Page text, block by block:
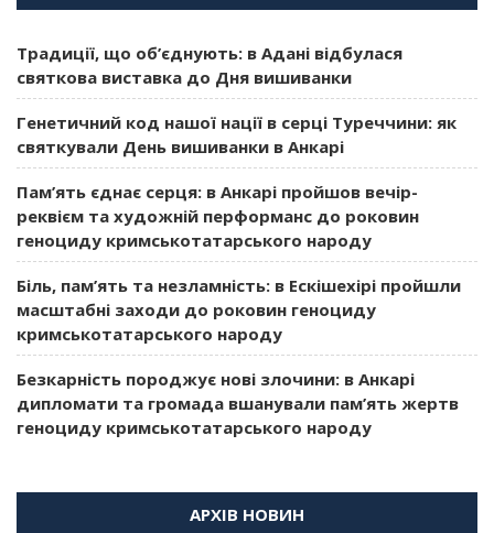
Традиції, що об’єднують: в Адані відбулася
святкова виставка до Дня вишиванки
Генетичний код нашої нації в серці Туреччини: як
святкували День вишиванки в Анкарі
Пам’ять єднає серця: в Анкарі пройшов вечір-
реквієм та художній перформанс до роковин
геноциду кримськотатарського народу
Біль, пам’ять та незламність: в Ескішехірі пройшли
масштабні заходи до роковин геноциду
кримськотатарського народу
Безкарність породжує нові злочини: в Анкарі
дипломати та громада вшанували пам’ять жертв
геноциду кримськотатарського народу
АРХІВ НОВИН